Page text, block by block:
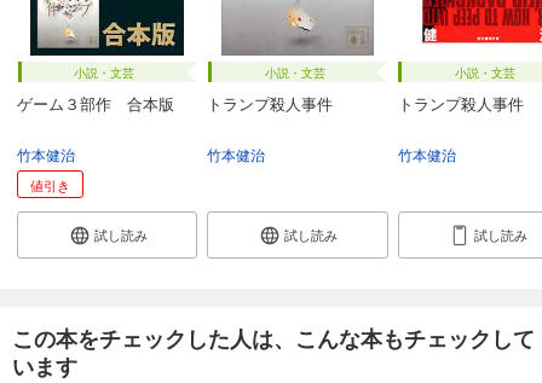
小説・文芸
ゲーム３部作 合本版
竹本健治
値引き
試し読み
小説・文芸
トランプ殺人事件
竹本健治
試し読み
小説・文芸
トランプ殺人事件
竹本健治
試し読み
この本をチェックした人は、こんな本もチェックして
います